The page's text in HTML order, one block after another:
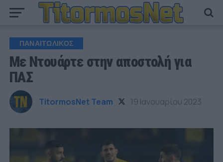
ΠΑΝΑΙΤΩΛΙΚΟΣ
Με Ντουάρτε στην αποστολή για
ΠΑΣ
TitormosNet Team 19 Ιανουαρίου 2023